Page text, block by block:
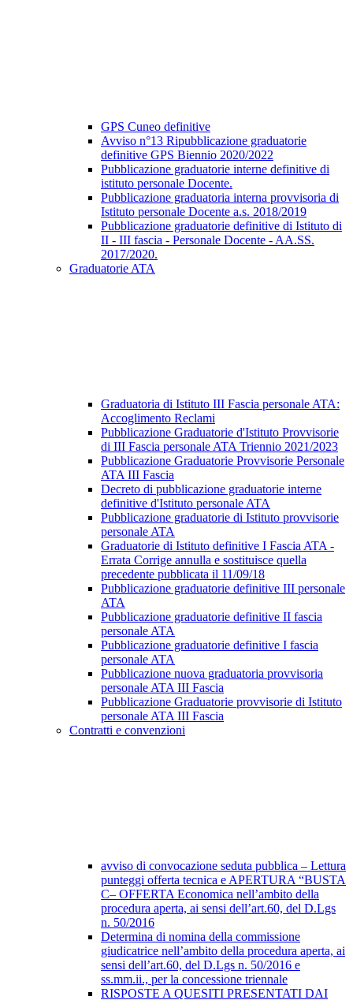
GPS Cuneo definitive
Avviso n°13 Ripubblicazione graduatorie
definitive GPS Biennio 2020/2022
Pubblicazione graduatorie interne definitive di
istituto personale Docente.
Pubblicazione graduatoria interna provvisoria di
Istituto personale Docente a.s. 2018/2019
Pubblicazione graduatorie definitive di Istituto di
II - III fascia - Personale Docente - AA.SS.
2017/2020.
Graduatorie ATA
Graduatoria di Istituto III Fascia personale ATA:
Accoglimento Reclami
Pubblicazione Graduatorie d'Istituto Provvisorie
di III Fascia personale ATA Triennio 2021/2023
Pubblicazione Graduatorie Provvisorie Personale
ATA III Fascia
Decreto di pubblicazione graduatorie interne
definitive d'Istituto personale ATA
Pubblicazione graduatorie di Istituto provvisorie
personale ATA
Graduatorie di Istituto definitive I Fascia ATA -
Errata Corrige annulla e sostituisce quella
precedente pubblicata il 11/09/18
Pubblicazione graduatorie definitive III personale
ATA
Pubblicazione graduatorie definitive II fascia
personale ATA
Pubblicazione graduatorie definitive I fascia
personale ATA
Pubblicazione nuova graduatoria provvisoria
personale ATA III Fascia
Pubblicazione Graduatorie provvisorie di Istituto
personale ATA III Fascia
Contratti e convenzioni
avviso di convocazione seduta pubblica – Lettura
punteggi offerta tecnica e APERTURA “BUSTA
C– OFFERTA Economica nell’ambito della
procedura aperta, ai sensi dell’art.60, del D.Lgs
n. 50/2016
Determina di nomina della commissione
giudicatrice nell’ambito della procedura aperta, ai
sensi dell’art.60, del D.Lgs n. 50/2016 e
ss.mm.ii., per la concessione triennale
RISPOSTE A QUESITI PRESENTATI DAI